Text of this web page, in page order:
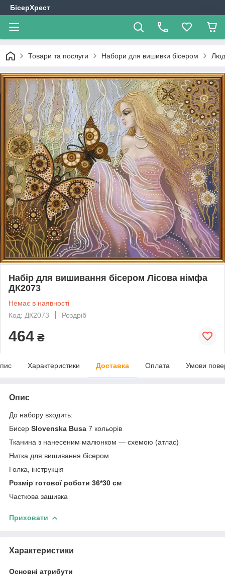
БісерХрест
Товари та послуги Набори для вишивки бісером
Набір для вишивання бісером Лісова німфа
ДК2073
Немає в наявності
Код: ДК2073
Роздріб
464 ₴
Характеристики Доставка Оплата Умови
Опис
До набору входить:
Бисер Slovenska Busa 7 кольорів
Тканина з нанесеним малюнком — схемою (атлас)
Нитка для вишивання бісером
Голка, інструкція
Розмір готової роботи 36*30 см
Часткова зашивка
Приховати
Характеристики
Основні атрибути